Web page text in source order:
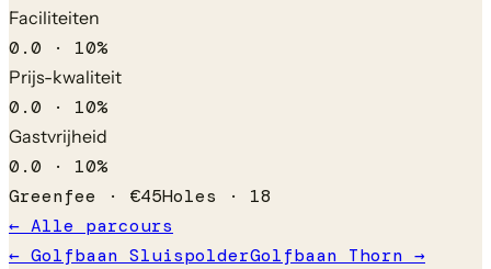
Faciliteiten
0.0 · 10%
Prijs-kwaliteit
0.0 · 10%
Gastvrijheid
0.0 · 10%
Greenfee · €45Holes · 18
← Alle parcours
← Golfbaan SluispolderGolfbaan Thorn →